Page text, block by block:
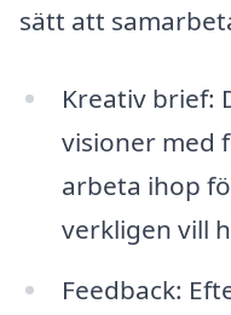
sätt att
Kreativ brief:
visioner med
arbeta ihop
verkligen vill
Feedback: